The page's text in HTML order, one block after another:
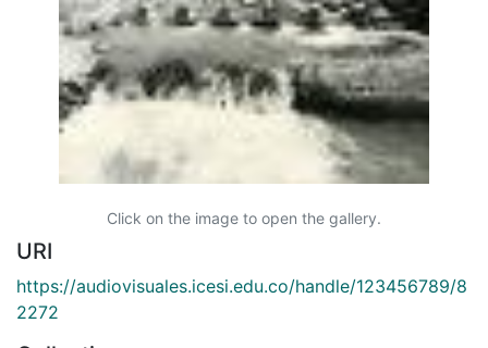
Click on the image to open the gallery.
URI
https://audiovisuales.icesi.edu.co/handle/123456789/8
2272